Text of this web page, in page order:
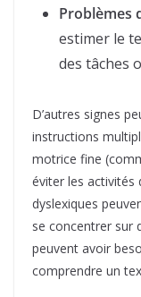
Problèmes
estimer le
des tâches
D’autres signes
instructions
motrice fine
éviter les activités
dyslexiques
se concentrer sur
peuvent avoir
comprendre un